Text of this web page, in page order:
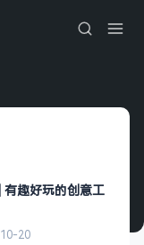
趣好玩的创意工
20